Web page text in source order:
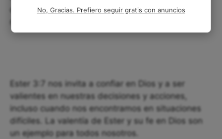
que podemos tomar acción y confiar en que Dios
Ester 3:7 nos invita a confiar en Dios y a ser
valientes en nuestras decisiones y acciones,
incluso cuando nos encontramos en situaciones
difíciles. La valentía de Ester y su fe en Dios son
un ejemplo para todos nosotros.
No, Gracias. Prefiero seguir gratis con anuncios